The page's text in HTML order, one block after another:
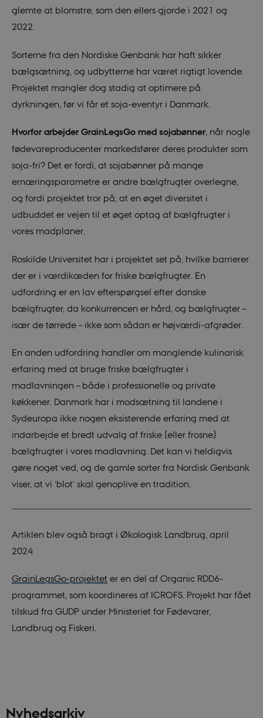
glemte at blomstre, som den ellers gjorde i 2021 og
2022.
Sorterne fra den Nordiske Genbank har haft sikker
bælgsætning, og udbytterne har været rigtigt lovende.
Projektet mangler dog stadig at optimere på
dyrkningen, før vi får et soja-eventyr i Danmark.
Hvorfor arbejder GrainLegsGomed sojabønner, når nogle
fødevareproducenter markedsfører deres produkter som
soja-fri? Det er fordi, at sojabønner på mange
ernæringsparametre er andre bælgfrugter overlegne,
og fordi projektet tror på, at en øget diversitet i
udbuddet er vejen til et øget optag af bælgfrugter i
vores madplaner.
Roskilde Universitet har i projektet set på, hvilke barrierer
der er i værdikæden for friske bælgfrugter. En
udfordring er en lav efterspørgsel efter danske
bælgfrugter, da konkurrencen er hård, og bælgfrugter –
især de tørrede – ikke som sådan er højværdi-afgrøder.
En anden udfordring handler om manglende kulinarisk
erfaring med at bruge friske bælgfrugter i
madlavningen – både i professionelle og private
køkkener. Danmark har i modsætning til landene i
Sydeuropa ikke nogen eksisterende erfaring med at
indarbejde et bredt udvalg af friske (eller frosne)
bælgfrugter i vores madlavning. Det kan vi heldigvis
gøre noget ved, og de gamle sorter fra Nordisk Genbank
viser, at vi ’blot’ skal genoplive en tradition.
Artiklen blev også bragt i Økologisk Landbrug, april
2024
GrainLegsGo-projektet er en del af Organic RDD6-
programmet, som koordineres af ICROFS. Projekt har fået
tilskud fra GUDP under Ministeriet for Fødevarer,
Landbrug og Fiskeri.
Nyhedsarkiv